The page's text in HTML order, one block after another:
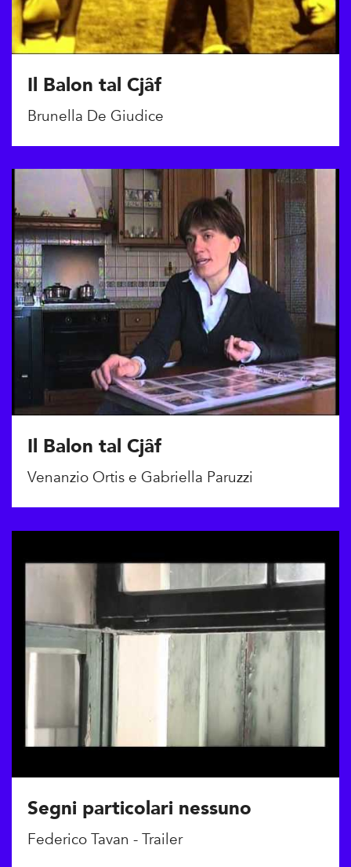
Il Balon tal Cjâf
Brunella De Giudice
Il Balon tal Cjâf
Venanzio Ortis e Gabriella Paruzzi
Segni particolari nessuno
Federico Tavan - Trailer